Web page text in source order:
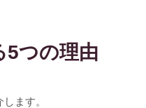
5つの理由
ます。